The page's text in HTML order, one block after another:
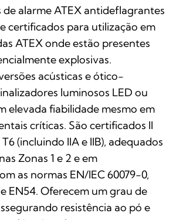
de alarme ATEX antideflagrantes
certificados para utilização em
ATEX onde estão presentes
explosivas.
acústicas e ótico-
luminosos LED ou
elevada fiabilidade mesmo em
críticas. São certificados II
(incluindo IIA e IIB), adequados
Zonas 1 e 2 e em
as normas EN/IEC 60079-0,
EN54. Oferecem um grau de
resistência ao pó e